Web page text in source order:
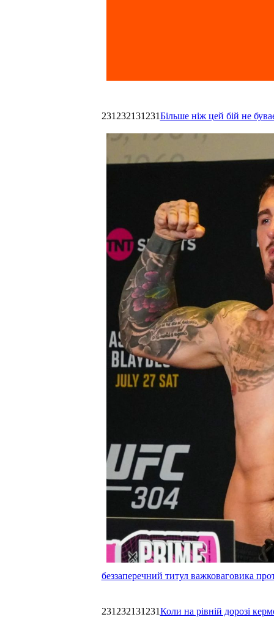
231232131231Більше ніж цей бій не
беззаперечний титул важковаговика
231232131231Коли на рівній дорозі